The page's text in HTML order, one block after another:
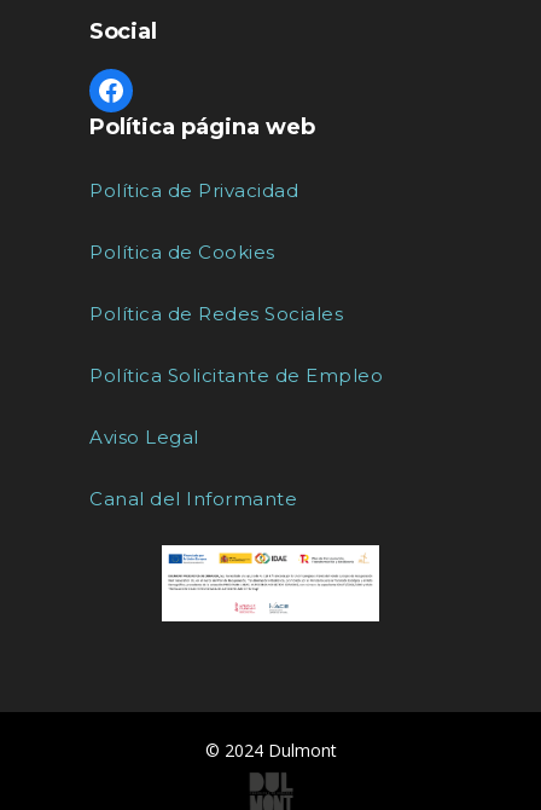
Social
Política página web
Política de Privacidad
Política de Cookies
Política de Redes Sociales
Política Solicitante de Empleo
Aviso Legal
Canal del Informante
© 2024 Dulmont